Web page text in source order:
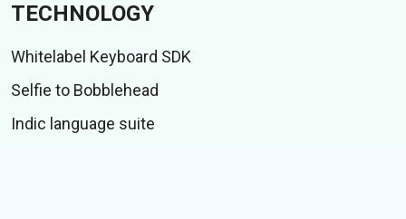
TECHNOLOGY
Whitelabel Keyboard SDK
Selfie to Bobblehead
Indic language suite